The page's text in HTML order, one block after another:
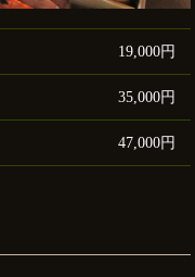
19,000円
35,000円
47,000円